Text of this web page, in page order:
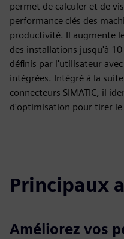
permet de calculer et de
performance clés des
productivité. Il augmente
des installations jusqu'à
définis par l'utilisateur
intégrées. Intégré à la
connecteurs SIMATIC, il
d'optimisation pour tirer le
Principaux
Améliorez vos